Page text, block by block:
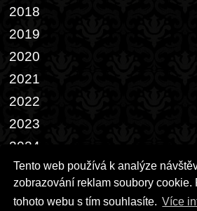
Tento web používá k analýze
zobrazování reklam soubory cookie.
tohoto webu s tím souhlasíte. Více
2018
2019
2020
2021
2022
2023
2024
2025
2026